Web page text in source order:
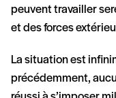
peuvent travailler
et des forces
La situation est
précédemment,